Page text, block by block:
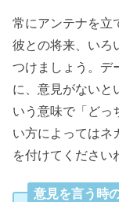
常にアンテナを立
彼との将来、いろ
つけましょう。デ
に、意見がないと
いう意味で「どっ
い方によってはネ
を付けてください
意見を言う時